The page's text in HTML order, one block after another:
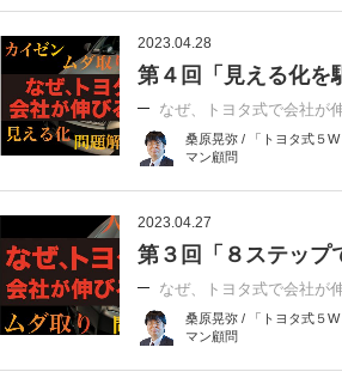
2023.04.28
第４回「見える化を
なぜ、トヨタ式で会社が
桑原晃弥 / 「トヨタ式５
マン顧問
2023.04.27
第３回「８ステップ
なぜ、トヨタ式で会社が
桑原晃弥 / 「トヨタ式５
マン顧問